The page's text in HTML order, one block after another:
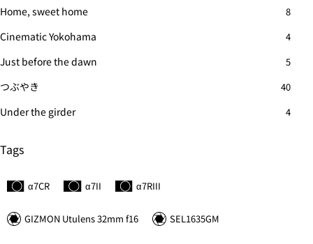
Home, sweet home 8
Cinematic Yokohama 4
Just before the dawn 5
つぶやき 40
Under the girder 4
Tags
α7CR α7II α7RIII
GIZMON Utulens 32mm f16 SEL1635GM